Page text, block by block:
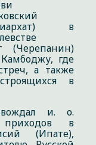
в
(Черепанин)
где
а также
в
и. о.
приходов в
(Ипате),